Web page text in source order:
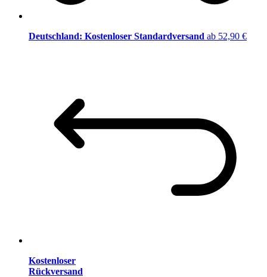
Deutschland: Kostenloser Standardversand ab 52,90 €
Kostenloser
Rückversand